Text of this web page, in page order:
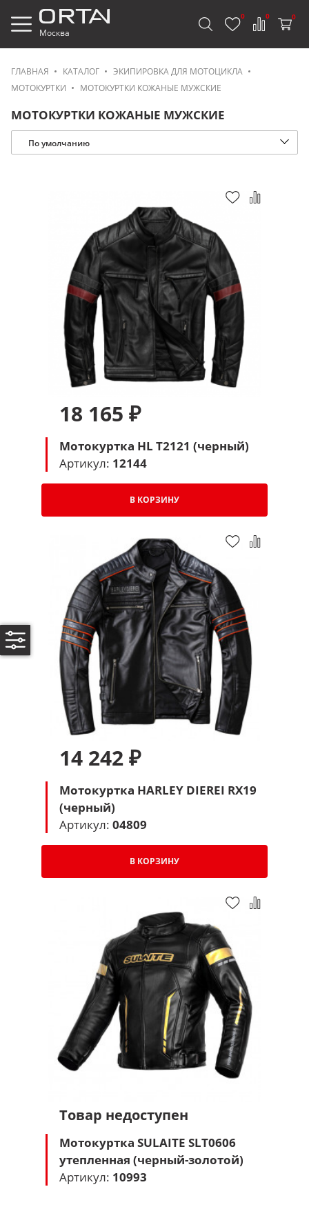
Москва
0 0 0
ГЛАВНАЯ КАТАЛОГ
ЭКИПИРОВКА ДЛЯ МОТОЦИКЛА
МОТОКУРТКИ
МОТОКУРТКИ КОЖАНЫЕ МУЖСКИЕ
МОТОКУРТКИ КОЖАНЫЕ МУЖСКИЕ
По умолчанию
18 165 ₽
Мотокуртка HL T2121 (черный)
Артикул: 12144
В КОРЗИНУ
14 242 ₽
Мотокуртка HARLEY DIEREI RX19
(черный)
Артикул: 04809
В КОРЗИНУ
Товар недоступен
Мотокуртка SULAITE SLT0606
утепленная (черный-золотой)
Артикул: 10993